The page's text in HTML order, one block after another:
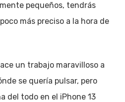
pequeños, tendrás
más preciso a la hora de
un trabajo maravilloso a
se quería pulsar, pero
del todo en el iPhone 13